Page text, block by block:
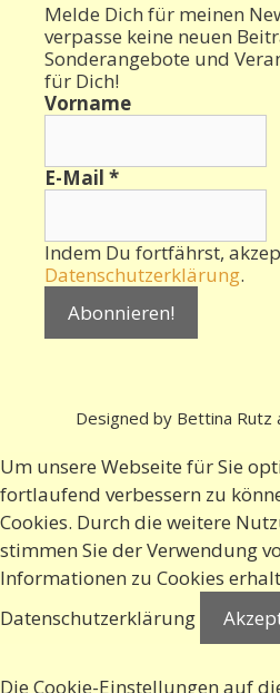
Melde Dich für meinen
verpasse keine neuen
Sonderangebote und
für Dich!
Vorname
E-Mail *
Indem Du fortfährst,
Datenschutzerklärung.
Designed by Bettina Rutz
Um unsere Webseite für Sie
fortlaufend verbessern zu
Cookies. Durch die weitere
stimmen Sie der Verwendung
Informationen zu Cookies
Datenschutzerklärung
Die Cookie-Einstellungen auf